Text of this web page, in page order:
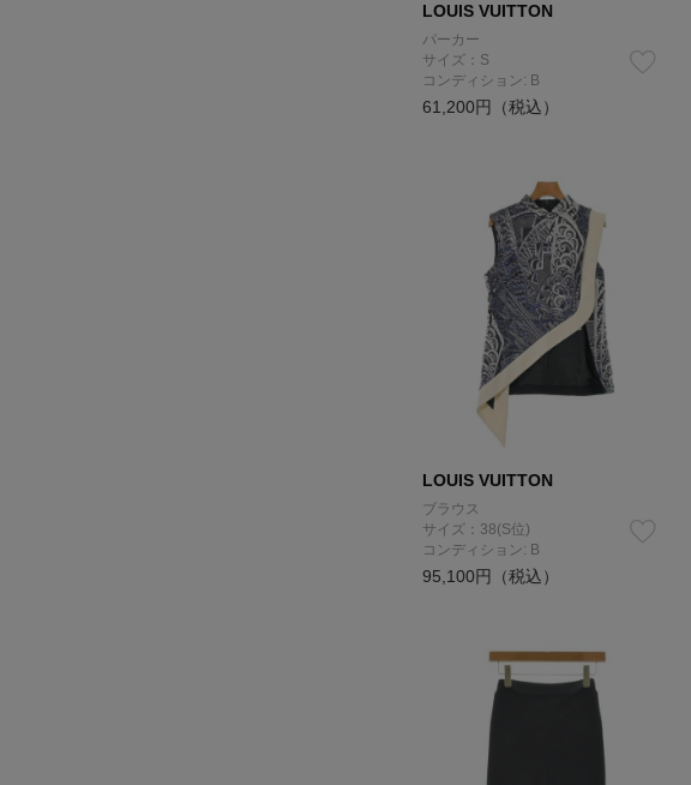
LOUIS VUITTON
パーカー
サイズ：S
コンディション: B
61,200円（税込）
LOUIS VUITTON
ブラウス
サイズ：38(S位)
コンディション: B
95,100円（税込）